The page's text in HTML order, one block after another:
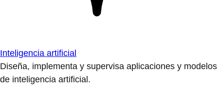
Inteligencia artificial
Diseña, implementa y supervisa aplicaciones y modelos
de inteligencia artificial.